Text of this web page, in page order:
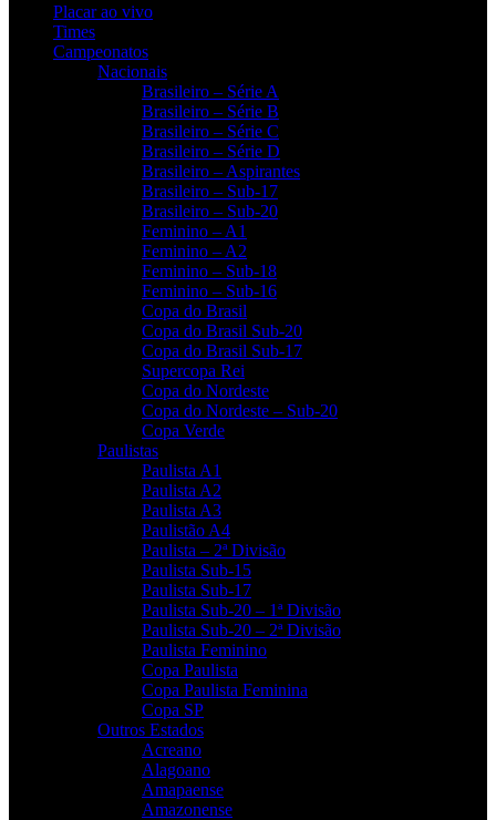
Placar ao vivo
Times
Campeonatos
Nacionais
Brasileiro – Série A
Brasileiro – Série B
Brasileiro – Série C
Brasileiro – Série D
Brasileiro – Aspirantes
Brasileiro – Sub-17
Brasileiro – Sub-20
Feminino – A1
Feminino – A2
Feminino – Sub-18
Feminino – Sub-16
Copa do Brasil
Copa do Brasil Sub-20
Copa do Brasil Sub-17
Supercopa Rei
Copa do Nordeste
Copa do Nordeste – Sub-20
Copa Verde
Paulistas
Paulista A1
Paulista A2
Paulista A3
Paulistão A4
Paulista – 2ª Divisão
Paulista Sub-15
Paulista Sub-17
Paulista Sub-20 – 1ª Divisão
Paulista Sub-20 – 2ª Divisão
Paulista Feminino
Copa Paulista
Copa Paulista Feminina
Copa SP
Outros Estados
Acreano
Alagoano
Amapaense
Amazonense